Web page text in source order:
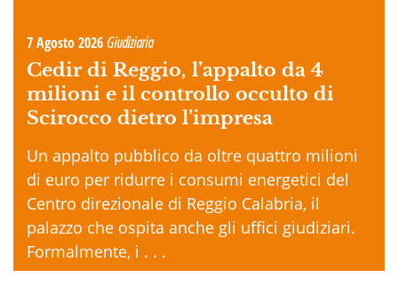
7 Agosto 2026 Giudiziaria
Cedir di Reggio, l’appalto da 4
milioni e il controllo occulto di
Scirocco dietro l’impresa
Un appalto pubblico da oltre quattro milioni
di euro per ridurre i consumi energetici del
Centro direzionale di Reggio Calabria, il
palazzo che ospita anche gli uffici giudiziari.
Formalmente, i . . .